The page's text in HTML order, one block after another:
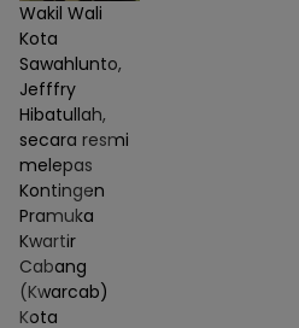
Wakil Wali
Kota
Sawahlunto,
Jefffry
Hibatullah,
secara resmi
melepas
Kontingen
Pramuka
Kwartir
Cabang
(Kwarcab)
Kota